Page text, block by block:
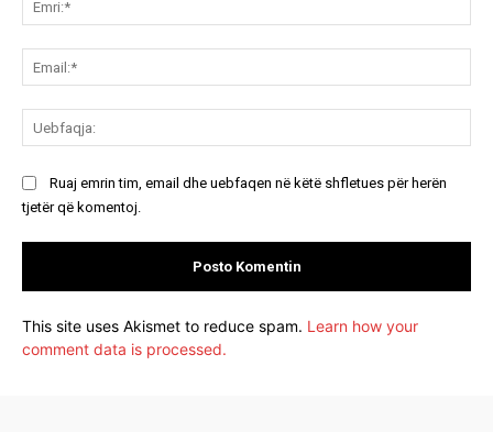
Ruaj emrin tim, email dhe uebfaqen në këtë shfletues për herën
tjetër që komentoj.
This site uses Akismet to reduce spam. Learn how your
comment data is processed.